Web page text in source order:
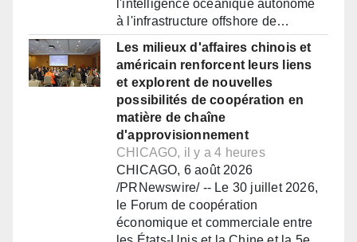
l'intelligence océanique autonome
à l'infrastructure offshore de…
Les milieux d'affaires chinois et
américain renforcent leurs liens
et explorent de nouvelles
possibilités de coopération en
matière de chaîne
d'approvisionnement
CHICAGO, il y a 4 heures
CHICAGO, 6 août 2026
/PRNewswire/ -- Le 30 juillet 2026,
le Forum de coopération
économique et commerciale entre